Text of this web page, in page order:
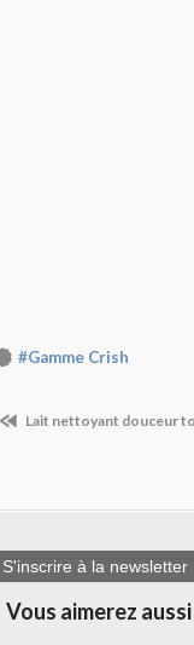
#Gamme Crish
Lait nettoyant douceur
S'inscrire à la newsletter
Vous aimerez aussi